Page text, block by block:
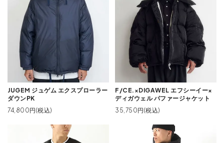
JUGEM ジュゲム エクスプローラー
ダウンPK
74,800円(税込)
F/CE.×DIGAWEL エフシーイー×
ディガウェル パファージャケット
35,750円(税込)